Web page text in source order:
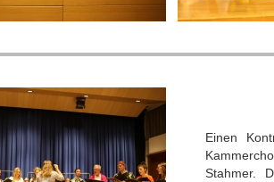
Einen
Stahmer.